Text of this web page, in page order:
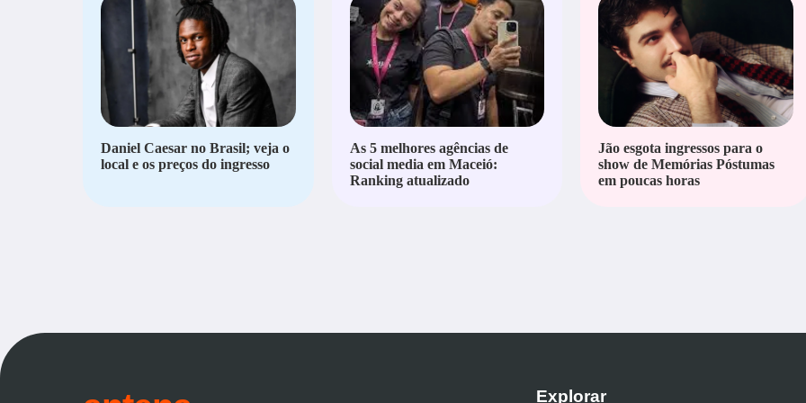
Daniel Caesar no Brasil; veja o
local e os preços do ingresso
As 5 melhores agências de
social media em Maceió:
Ranking atualizado
Jão esgota ingressos para o
show de Memórias Póstumas
em poucas horas
Explorar